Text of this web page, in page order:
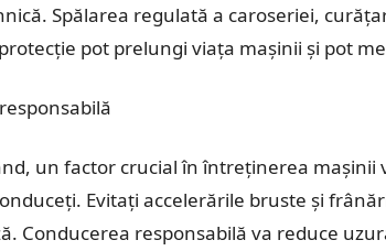
Spălarea regulată a caroseriei,
pot prelungi viața mașinii și pot
un factor crucial în întreținerea mașinii
Evitați accelerările bruste și
Conducerea responsabilă va reduce